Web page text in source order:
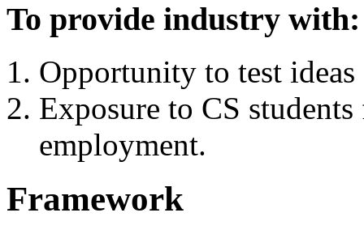
To provide industry with:
Opportunity to test
Exposure to CS
employment.
Framework